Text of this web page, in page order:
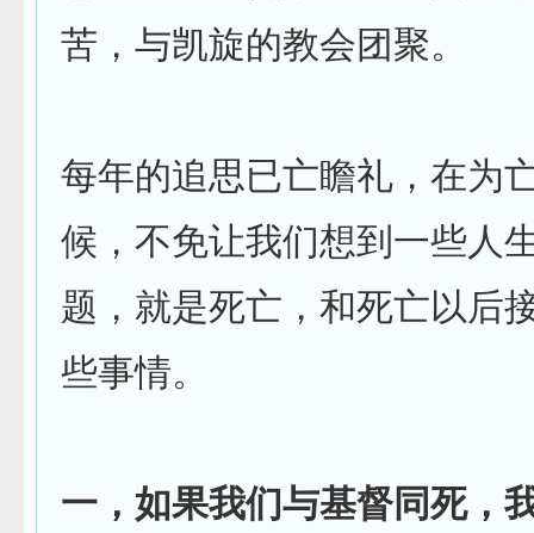
苦，与凯旋的教会团聚。
每年的追思已亡瞻礼，在为
候，不免让我们想到一些人
题，就是死亡，和死亡以后
些事情。
一，如果我们与基督同死，